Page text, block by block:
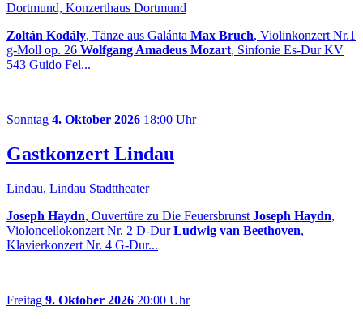
Dortmund, Konzerthaus Dortmund
Zoltán Kodály, Tänze aus Galánta Max Bruch, Violinkonzert Nr.1
g-Moll op. 26 Wolfgang Amadeus Mozart, Sinfonie Es-Dur KV
543 Guido Fel...
Sonntag 4. Oktober 2026 18:00 Uhr
Gastkonzert Lindau
Lindau, Lindau Stadttheater
Joseph Haydn, Ouvertüre zu Die Feuersbrunst Joseph Haydn,
Violoncellokonzert Nr. 2 D-DurLudwig van Beethoven,
Klavierkonzert Nr. 4 G-Dur...
Freitag 9. Oktober 2026 20:00 Uhr